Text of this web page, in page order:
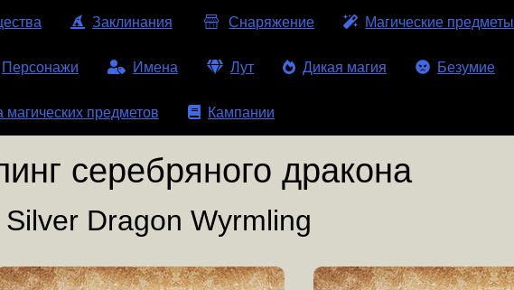
Заклинания Снаряжение Магические предметы
Персонажи Имена Лут Дикая магия Безумие
магических предметов Кампании
серебряного дракона
Silver Dragon Wyrmling